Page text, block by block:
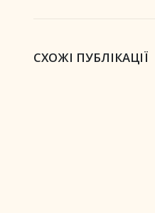
СХОЖІ ПУБЛІКАЦІЇ